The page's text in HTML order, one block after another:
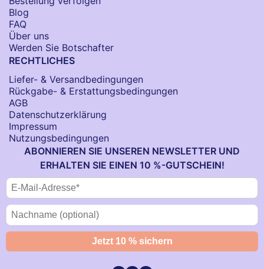
Blog
FAQ
Über uns
Werden Sie Botschafter
RECHTLICHES
Liefer- & Versandbedingungen
Rückgabe- & Erstattungsbedingungen
AGB
Datenschutzerklärung
Impressum
Nutzungsbedingungen
ABONNIEREN SIE UNSEREN NEWSLETTER UND
ERHALTEN SIE EINEN 10 %-GUTSCHEIN!